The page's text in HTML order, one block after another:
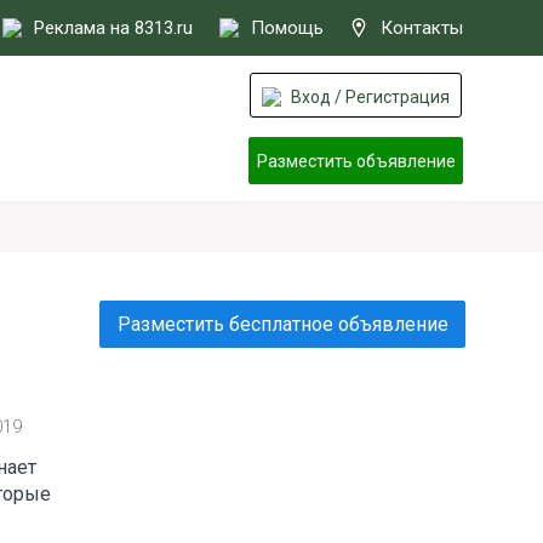
Реклама на 8313.ru Помощь Контакты
Вход / Регистрация
Разместить объявление
Разместить бесплатное объявление